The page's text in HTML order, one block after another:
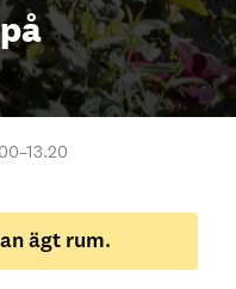
–13.20
ägt rum.